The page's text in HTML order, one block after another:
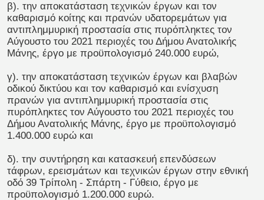
β). την αποκατάσταση τεχνικών έργων και τον
καθαρισμό κοίτης και πρανών υδατορεμάτων για
αντιπλημμυρική προστασία στις πυρόπληκτες τον
Αύγουστο του 2021 περιοχές του Δήμου Ανατολικής
Μάνης, έργο με προϋπολογισμό 240.000 ευρώ,
γ). την αποκατάσταση τεχνικών έργων και βλαβών
οδικού δικτύου και τον καθαρισμό και ενίσχυση
πρανών για αντιπλημμυρική προστασία στις
πυρόπληκτες τον Αύγουστο του 2021 περιοχές του
Δήμου Ανατολικής Μάνης, έργο με προϋπολογισμό
1.400.000 ευρώ και
δ). την συντήρηση και κατασκευή επενδύσεων
τάφρων, ερεισμάτων και τεχνικών έργων στην εθνική
οδό 39 Τρίπολη - Σπάρτη - Γύθειο, έργο με
προϋπολογισμό 1.200.000 ευρώ.